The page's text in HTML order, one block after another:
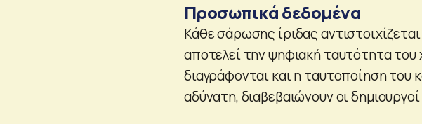
Προσωπικά δεδομένα
Κάθε σάρωσης ίριδας
αποτελεί την ψηφιακή ταυτότητα
διαγράφονται και η ταυτοποίηση του
αδύνατη, διαβεβαιώνουν οι